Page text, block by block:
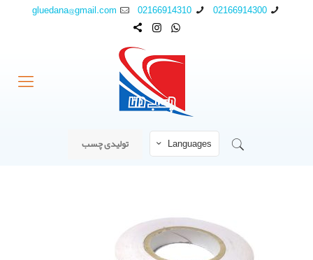
02166914300
02166914310
gluedana@gmail.com
Languages تولیدی چسب